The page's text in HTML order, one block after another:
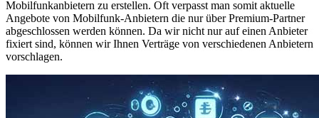
Mobilfunkanbietern zu erstellen. Oft verpasst man somit aktuelle
Angebote von Mobilfunk-Anbietern die nur über Premium-Partner
abgeschlossen werden können. Da wir nicht nur auf einen Anbieter
fixiert sind, können wir Ihnen Verträge von verschiedenen Anbietern
vorschlagen.